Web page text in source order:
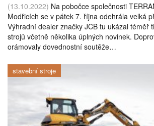
(13.10.2022) Na pobočce společnosti
Modřicích se v pátek 7. října odehrála velká
Výhradní dealer značky JCB tu ukázal téměř
strojů včetně několika úplných novinek.
orámovaly dovednostní soutěže…
stavební stroje